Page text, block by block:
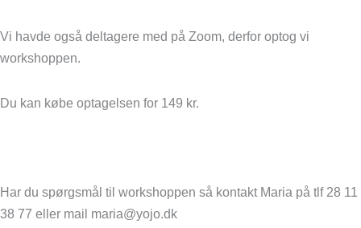
Vi havde også deltagere med på Zoom, derfor optog vi
workshoppen.
Du kan købe optagelsen for 149 kr.
Har du spørgsmål til workshoppen så kontakt Maria på tlf 28 11
38 77 eller mail maria@yojo.dk